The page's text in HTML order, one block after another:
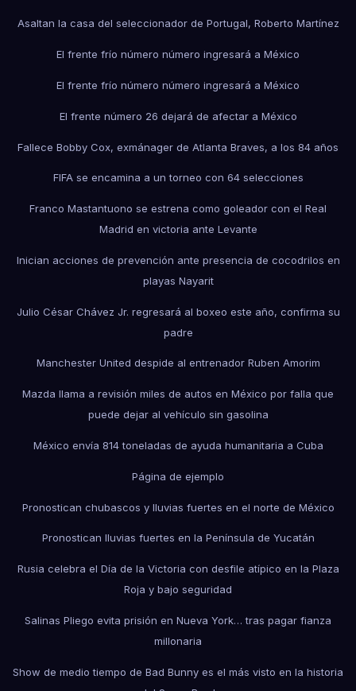
Asaltan la casa del seleccionador de Portugal, Roberto Martínez
El frente frío número número ingresará a México
El frente frío número número ingresará a México
El frente número 26 dejará de afectar a México
Fallece Bobby Cox, exmánager de Atlanta Braves, a los 84 años
FIFA se encamina a un torneo con 64 selecciones
Franco Mastantuono se estrena como goleador con el Real
Madrid en victoria ante Levante
Inician acciones de prevención ante presencia de cocodrilos en
playas Nayarit
Julio César Chávez Jr. regresará al boxeo este año, confirma su
padre
Manchester United despide al entrenador Ruben Amorim
Mazda llama a revisión miles de autos en México por falla que
puede dejar al vehículo sin gasolina
México envía 814 toneladas de ayuda humanitaria a Cuba
Página de ejemplo
Pronostican chubascos y lluvias fuertes en el norte de México
Pronostican lluvias fuertes en la Península de Yucatán
Rusia celebra el Día de la Victoria con desfile atípico en la Plaza
Roja y bajo seguridad
Salinas Pliego evita prisión en Nueva York… tras pagar fianza
millonaria
Show de medio tiempo de Bad Bunny es el más visto en la historia